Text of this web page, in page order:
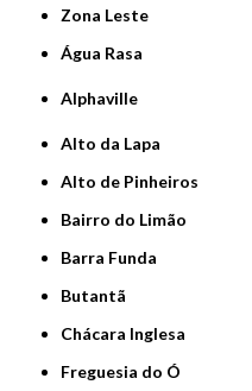
Zona Leste
Água Rasa
Alphaville
Alto da Lapa
Alto de Pinheiros
Bairro do Limão
Barra Funda
Butantã
Chácara Inglesa
Freguesia do Ó